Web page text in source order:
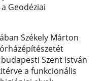
Geodéziai
Székely Márton
Szent István
a funkcionális